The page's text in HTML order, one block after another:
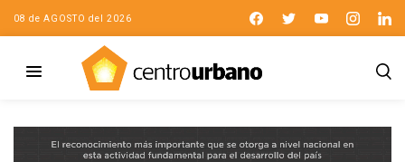
08 de AGOSTO del 2026